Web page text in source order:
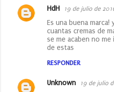
HdH 19 de julio de
Es una buena
cuantas cremas de
se me acaben no
de estas
RESPONDER
Unknown 19 de julio